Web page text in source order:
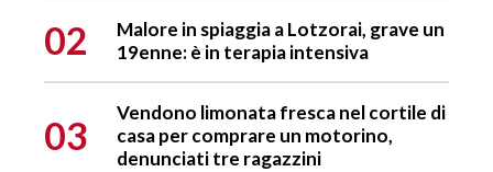
02
Malore in spiaggia a Lotzorai, grave un
19enne: è in terapia intensiva
03
Vendono limonata fresca nel cortile di
casa per comprare un motorino,
denunciati tre ragazzini